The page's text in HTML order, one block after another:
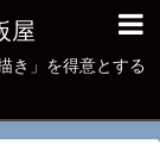
屋
き」を得意とする